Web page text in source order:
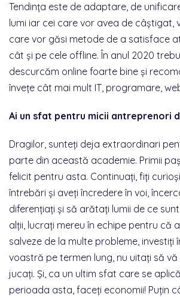
Tendința este de adaptare, de
lumi iar cei care vor avea de câștigat,
care vor găsi metode de a satisface
cât și pe cele offline. În anul 2020
descurcăm online foarte bine și
învețe cât mai mult IT, programare,
Ai un sfat pentru micii antreprenori
Dragilor, sunteți deja extraordinari
parte din această academie. Primii
felicit pentru asta. Continuați, fiți
întrebări și aveți încredere în voi,
diferențiați și să arătați lumii de ce
alții, lucrați mereu în echipe pentru că
salveze de la multe probleme, investiți
voastră pe termen lung, nu uitați să
jucați. Și, ca un ultim sfat care se
perioada asta, faceți economii! Puțin